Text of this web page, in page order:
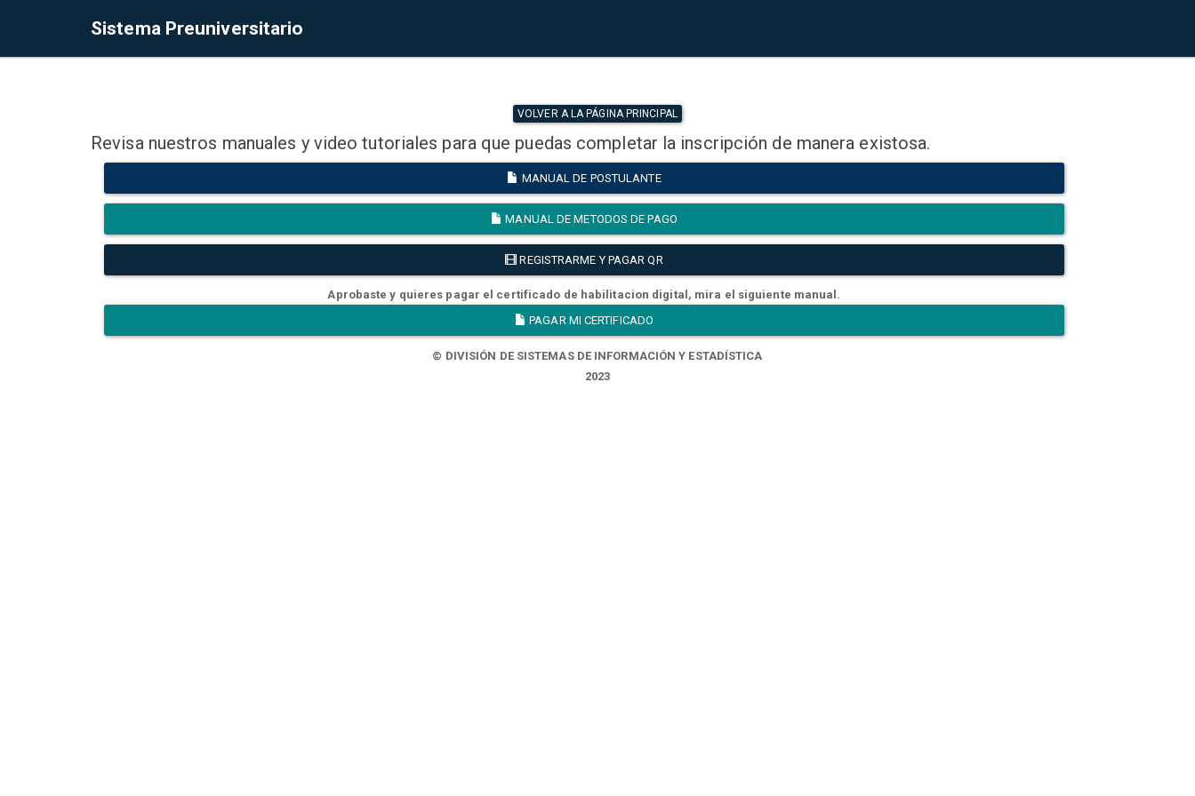
Sistema Preuniversitario
VOLVER A LA PÁGINA PRINCIPAL
Revisa nuestros manuales y video tutoriales para que puedas completar la inscripción de manera existosa.
MANUAL DE POSTULANTE
MANUAL DE METODOS DE PAGO
REGISTRARME Y PAGAR QR
Aprobaste y quieres pagar el certificado de habilitacion digital, mira el siguiente manual.
PAGAR MI CERTIFICADO
© DIVISIÓN DE SISTEMAS DE INFORMACIÓN Y ESTADÍSTICA
2023